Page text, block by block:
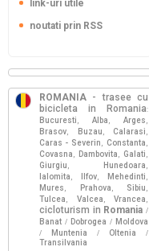
link-uri utile
noutati prin RSS
ROMANIA - trasee cu
bicicleta in Romania:
Bucuresti , Alba , Arges ,
Brasov, Buzau , Calarasi ,
Caras - Severin , Constanta ,
Covasna , Dambovita , Galati ,
Giurgiu , Hunedoara ,
Ialomita , Ilfov, Mehedinti ,
Mures , Prahova , Sibiu ,
Tulcea , Valcea , Vrancea ,
cicloturism in Romania /
Banat / Dobrogea / Moldova
/ Muntenia / Oltenia /
Transilvania